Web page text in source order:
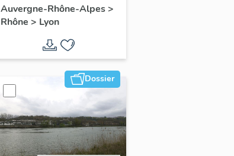
Auvergne-Rhône-Alpes>
Rhône > Lyon
Dossier